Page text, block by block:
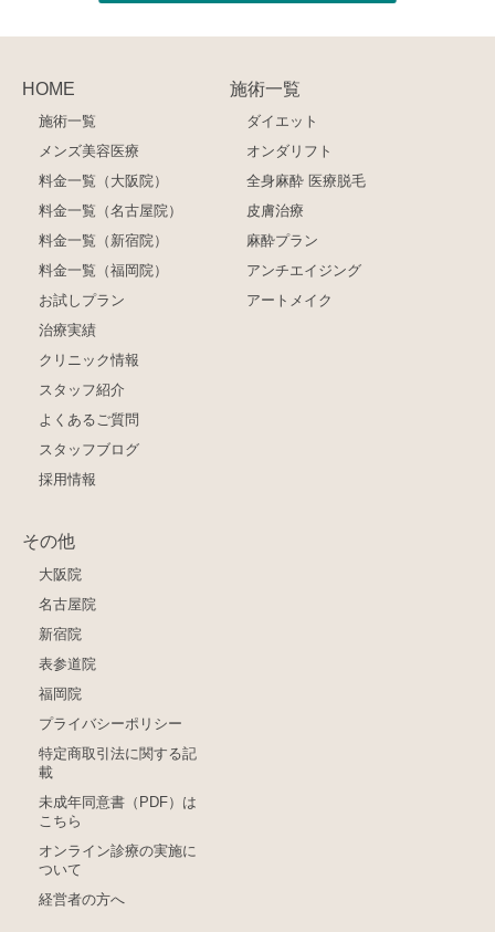
HOME
施術一覧
メンズ美容医療
料金一覧（大阪院）
料金一覧（名古屋院）
料金一覧（新宿院）
料金一覧（福岡院）
お試しプラン
治療実績
クリニック情報
スタッフ紹介
よくあるご質問
スタッフブログ
採用情報
施術一覧
ダイエット
オンダリフト
全身麻酔 医療脱毛
皮膚治療
麻酔プラン
アンチエイジング
アートメイク
その他
大阪院
名古屋院
新宿院
表参道院
福岡院
プライバシーポリシー
特定商取引法に関する記
載
未成年同意書（PDF）は
こちら
オンライン診療の実施に
ついて
経営者の方へ